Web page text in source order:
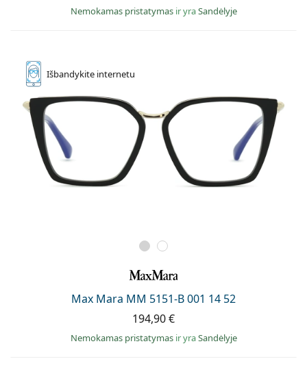
Nemokamas pristatymas ir yraSandėlyje
Išbandykite internetu
Max Mara MM 5151-B 001 14 52
194,90 €
Nemokamas pristatymas ir yraSandėlyje